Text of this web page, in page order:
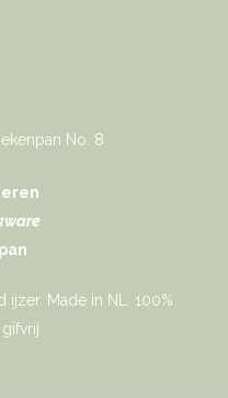
ijzer. Made in NL. 100%